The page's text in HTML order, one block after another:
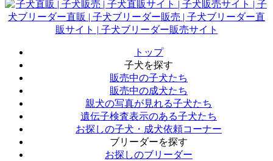
トップ
子犬を探す
販売中の子犬たち
販売中の成犬たち
親犬の写真が見れる子犬たち
遺伝子検査表示のある子犬たち
お探しの子犬・成犬依頼コーナー
ブリーダーを探す
お探しのブリーダー